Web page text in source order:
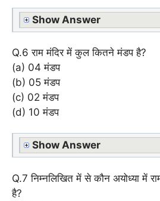
Show Answer
Q.6 राम मंदिर में कुल कितने मंडप है?
(a) 04 मंडप
(b) 05 मंडप
(c) 02 मंडप
(d) 10 मंडप
Show Answer
Q.7 निम्नलिखित में से कौन अयोध्या में
है?